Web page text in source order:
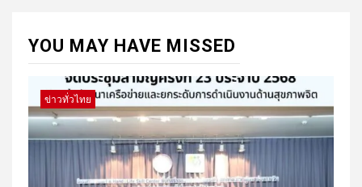
YOU MAY HAVE MISSED
ข่าวทั่วไทย